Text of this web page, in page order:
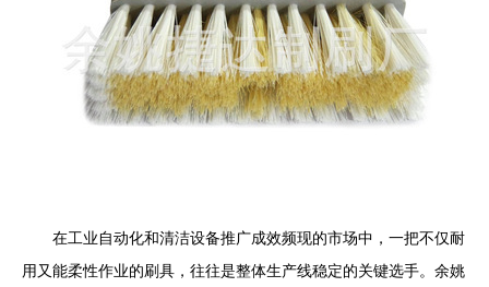
在工业自动化和清洁设备推广成效频现的市场中，一把不仅耐
用又能柔性作业的刷具，往往是整体生产线稳定的关键选手。余姚